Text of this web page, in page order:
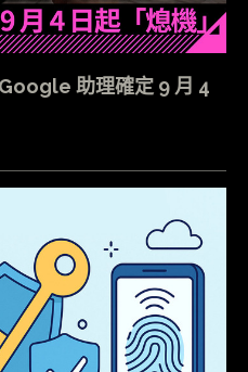
助理確定 9 月 4